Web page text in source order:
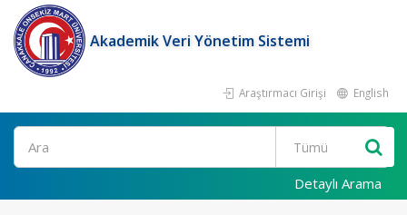
Akademik Veri Yönetim Sistemi
Araştırmacı Girişi English
Ara
Detaylı Arama